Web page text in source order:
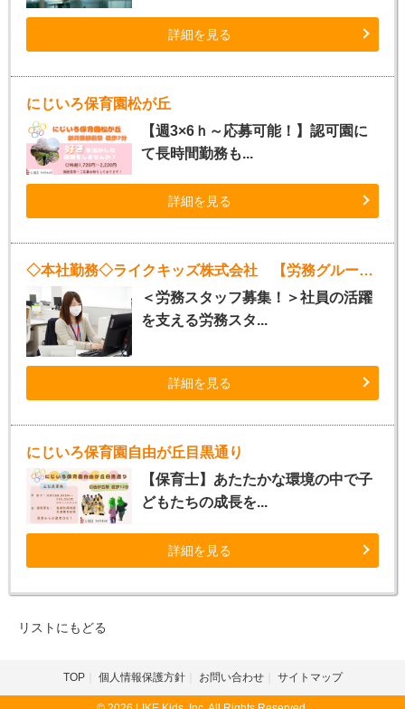
詳細を見る
にじいろ保育園松が丘
【週3×6ｈ～応募可能！】認可園に
て長時間勤務も...
詳細を見る
◇本社勤務◇ライクキッズ株式会社 【労務グループ】
＜労務スタッフ募集！＞社員の活躍
を支える労務スタ...
詳細を見る
にじいろ保育園自由が丘目黒通り
【保育士】あたたかな環境の中で子
どもたちの成長を...
詳細を見る
リストにもどる
TOP 個人情報保護方針 お問い合わせ サイトマップ